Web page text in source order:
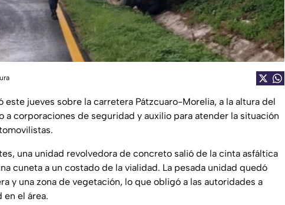
jueves sobre la carretera Pátzcuaro-Morelia, a la altura del
a corporaciones de seguridad y auxilio para atender la situación
una unidad revolvedora de concreto salió de la cinta asfáltica
cuneta a un costado de la vialidad. La pesada unidad quedó
y una zona de vegetación, lo que obligó a las autoridades a
el área.